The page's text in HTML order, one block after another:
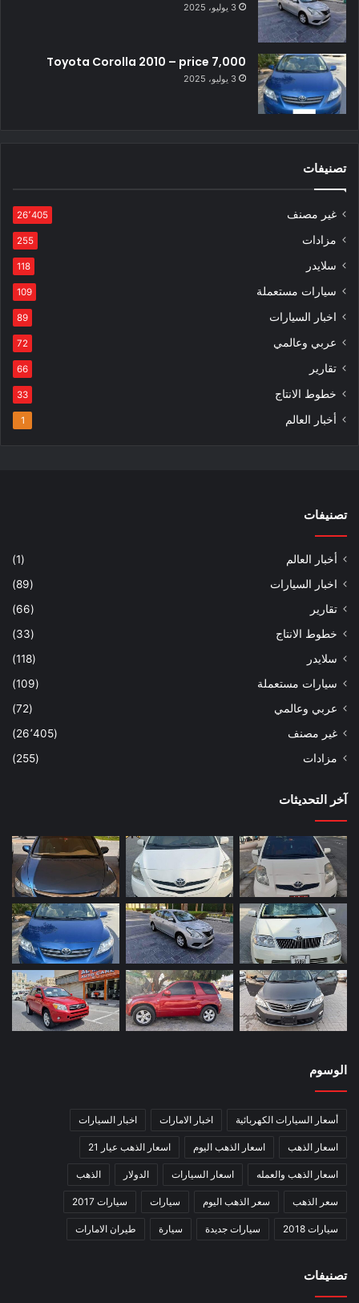
3 يوليو، 2025
Toyota Corolla 2010 – price 7,000
3 يوليو، 2025
تصنيفات
غير مصنف 26٬405
مزادات 255
سلايدر 118
سيارات مستعملة 109
اخبار السيارات 89
عربي وعالمي 72
تقارير 66
خطوط الانتاج 33
أخبار العالم 1
تصنيفات
أخبار العالم
(1)
اخبار السيارات
(89)
تقارير
(66)
خطوط الانتاج
(33)
سلايدر
(118)
سيارات مستعملة
(109)
عربي وعالمي
(72)
غير مصنف
(26٬405)
مزادات
(255)
آخر التحديثات
الوسوم
أسعار السيارات الكهربائية اخبار الامارات اخبار السيارات
اسعار الذهب اسعار الذهب اليوم اسعار الذهب عيار 21
اسعار الذهب والعمله اسعار السيارات الدولار الذهب
سعر الذهب سعر الذهب اليوم سيارات سيارات 2017
سيارات 2018 سيارات جديدة سيارة طيران الامارات
تصنيفات